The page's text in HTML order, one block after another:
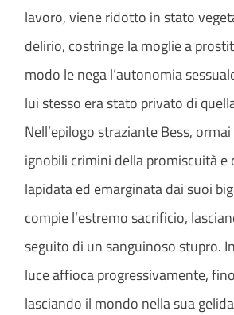
lavoro, viene ridotto in stato
delirio, costringe la moglie a
modo le nega l’autonomia
lui stesso era stato privato di
Nell’epilogo straziante Bess,
ignobili crimini della promiscuità e
lapidata ed emarginata dai suoi
compie l’estremo sacrificio,
seguito di un sanguinoso stupro.
luce affioca progressivamente,
lasciando il mondo nella sua